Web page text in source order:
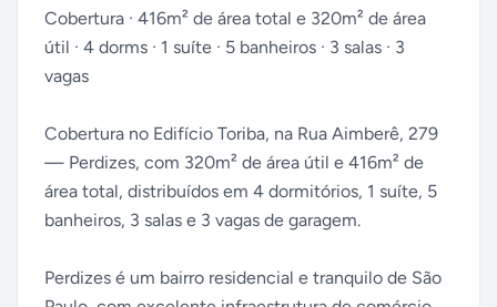
Cobertura · 416m² de área total e 320m² de área
útil · 4 dorms · 1 suíte · 5 banheiros · 3 salas · 3
vagas
Cobertura no Edifício Toriba, na Rua Aimberê, 279
— Perdizes, com 320m² de área útil e 416m² de
área total, distribuídos em 4 dormitórios, 1 suíte, 5
banheiros, 3 salas e 3 vagas de garagem.
Perdizes é um bairro residencial e tranquilo de São